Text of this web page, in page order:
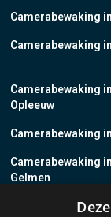
Camerabewaking
Camerabewaking
Camerabewaking
Opleeuw
Camerabewaking
Camerabewaking
Gelmen
Camerabewaking